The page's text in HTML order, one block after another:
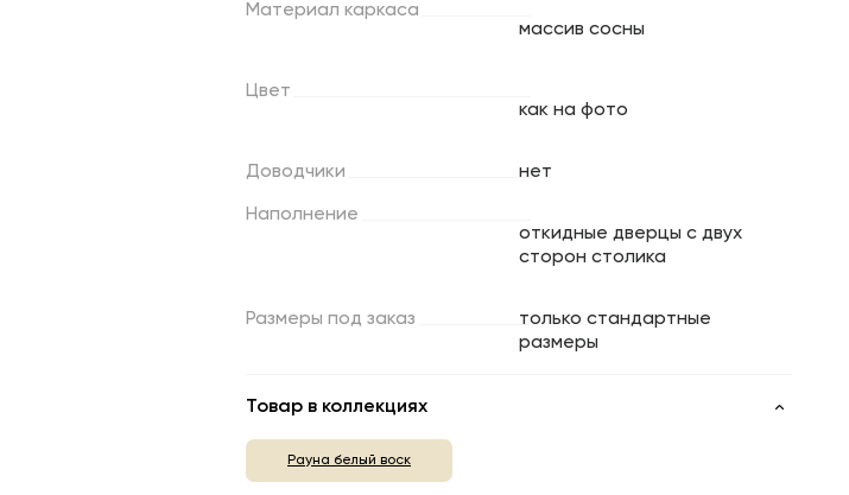
Материал каркаса
массив сосны
Цвет
как на фото
Доводчики нет
Наполнение
откидные дверцы с двух
сторон столика
Размеры под заказ
только стандартные
размеры
Товар в коллекциях
Рауна белый воск